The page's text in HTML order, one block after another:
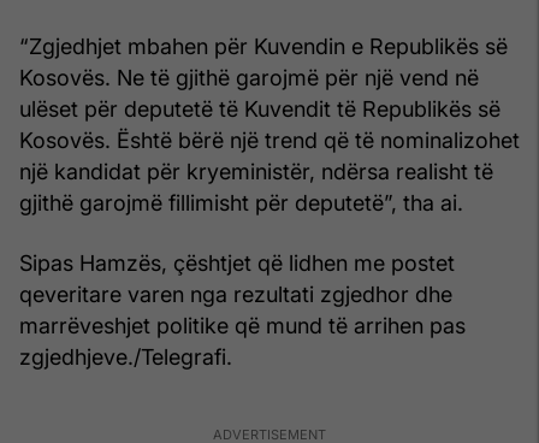
“Zgjedhjet mbahen për Kuvendin e Republikës së
Kosovës. Ne të gjithë garojmë për një vend në
ulëset për deputetë të Kuvendit të Republikës së
Kosovës. Është bërë një trend që të nominalizohet
një kandidat për kryeministër, ndërsa realisht të
gjithë garojmë fillimisht për deputetë”, tha ai.
Sipas Hamzës, çështjet që lidhen me postet
qeveritare varen nga rezultati zgjedhor dhe
marrëveshjet politike që mund të arrihen pas
zgjedhjeve./Telegrafi.